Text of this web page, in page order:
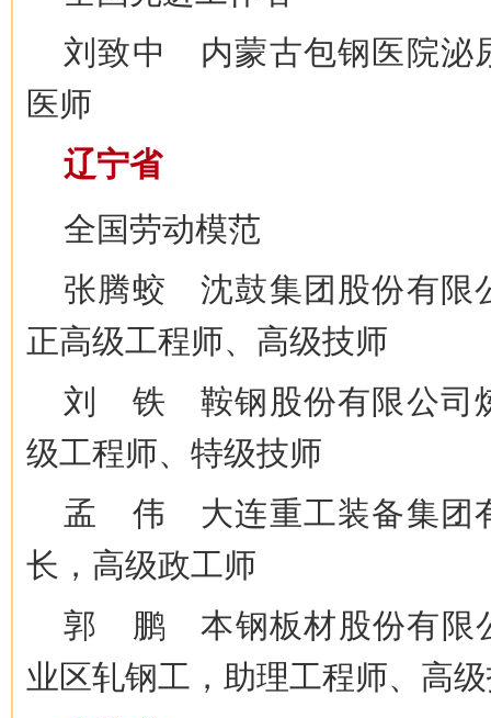
刘致中 内蒙古包钢医院泌
医师
辽宁省
全国劳动模范
张腾蛟 沈鼓集团股份有限
正高级工程师、高级技师
刘 铁 鞍钢股份有限公司
级工程师、特级技师
孟 伟 大连重工装备集团
长，高级政工师
郭 鹏 本钢板材股份有限
业区轧钢工，助理工程师、高